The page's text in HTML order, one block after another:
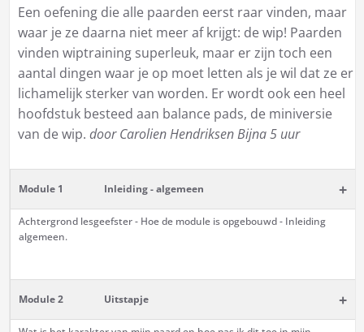
Een oefening die alle paarden eerst raar vinden, maar
waar je ze daarna niet meer af krijgt: de wip! Paarden
vinden wiptraining superleuk, maar er zijn toch een
aantal dingen waar je op moet letten als je wil dat ze er
lichamelijk sterker van worden. Er wordt ook een heel
hoofdstuk besteed aan balance pads, de miniversie
van de wip. door Carolien Hendriksen Bijna 5 uur
Module 1 Inleiding - algemeen +
Achtergrond lesgeefster - Hoe de module is opgebouwd - Inleiding
algemeen.
Module 2 Uitstapje +